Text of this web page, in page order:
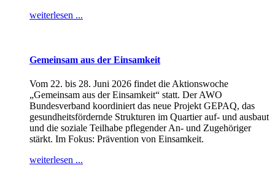
weiterlesen ...
Gemeinsam aus der Einsamkeit
Vom 22. bis 28. Juni 2026 findet die Aktionswoche
„Gemeinsam aus der Einsamkeit“ statt. Der AWO
Bundesverband koordiniert das neue Projekt GEPAQ, das
gesundheitsfördernde Strukturen im Quartier auf- und ausbaut
und die soziale Teilhabe pflegender An- und Zugehöriger
stärkt. Im Fokus: Prävention von Einsamkeit.
weiterlesen ...